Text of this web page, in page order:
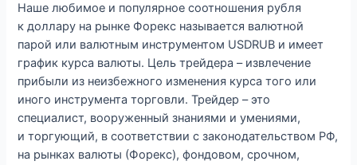
Наше любимое и популярное соотношения рубля
к доллару на рынке Форекс называется валютной
парой или валютным инструментом USDRUB и имеет
график курса валюты. Цель трейдера – извлечение
прибыли из неизбежного изменения курса того или
иного инструмента торговли. Трейдер – это
специалист, вооруженный знаниями и умениями,
и торгующий, в соответствии с законодательством РФ,
на рынках валюты (Форекс), фондовом, срочном,